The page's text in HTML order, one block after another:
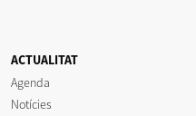
ACTUALITAT
Agenda
Notícies